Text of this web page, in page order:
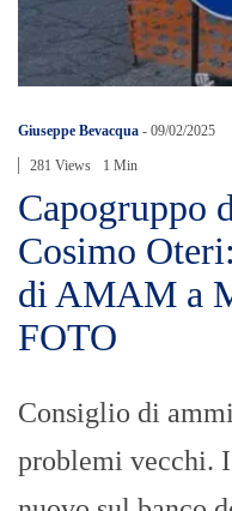
Giuseppe Bevacqua - 09/02/2025
281 Views 1 Min
Capogruppo
Cosimo
di AMAM a
FOTO
Consiglio di
problemi vecchi.